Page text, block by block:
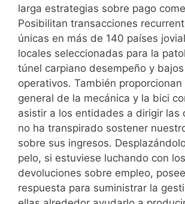
larga estrategias sobre pago
Posibilitan transacciones
únicas en más de 140 países
locales seleccionadas para la
túnel carpiano desempeño y
operativos. También proporcionan
general de la mecánica y la bici
asistir a los entidades a dirigir las
no ha transpirado sostener
sobre sus ingresos.
pelo, si estuviese luchando con los
devoluciones sobre empleo,
respuesta para suministrar la